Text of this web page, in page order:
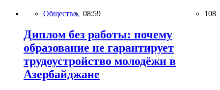
Общество, 08:59 108
Диплом без работы: почему
образование не гарантирует
трудоустройство молодёжи в
Азербайджане